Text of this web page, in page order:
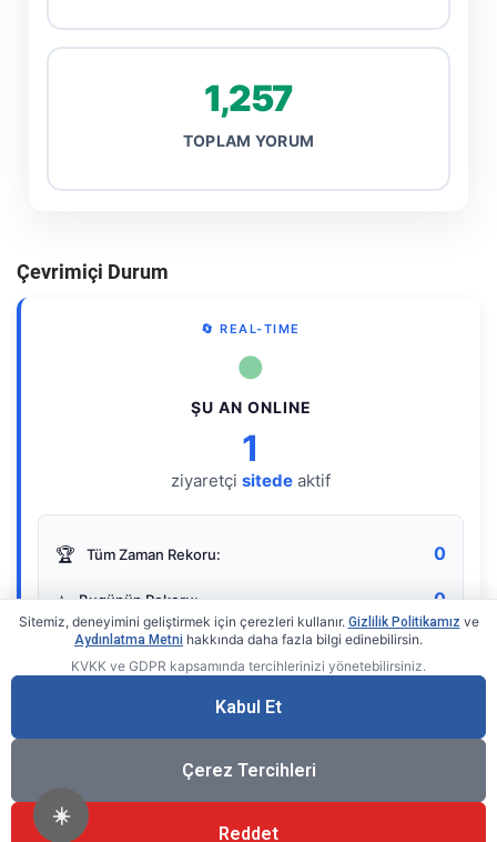
☀️
1,257
TOPLAM YORUM
Çevrimiçi Durum
🔄 REAL-TIME
●
ŞU AN ONLINE
1
ziyaretçi sitede aktif
🏆 Tüm Zaman Rekoru: 0
⭐ Bugünün Rekoru: 0
Gerçek zamanlı sayaç
Sitemiz, deneyimini geliştirmek için çerezleri kullanır. Gizlilik Politikamız ve
Aydınlatma Metni hakkında daha fazla bilgi edinebilirsin.
KVKK ve GDPR kapsamında tercihlerinizi yönetebilirsiniz.
Kabul Et
Çerez Tercihleri
Reddet